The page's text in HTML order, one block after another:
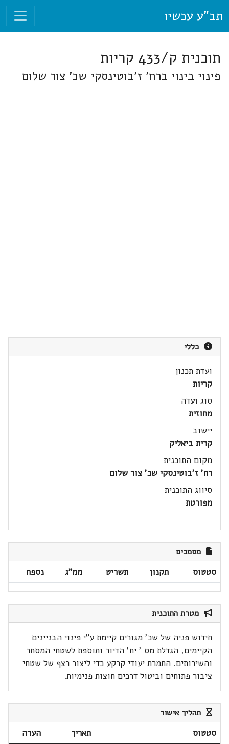
תב"ע עכשיו
תוכנית ק/433 קריות
פינוי בינוי ברח' ז'בוטינסקי שכ' צור שלום
כללי
ועדת תכנון
קריות
סוג ועדה
מחוזית
יישוב
קרית ביאליק
מקום התוכנית
רח' ז'בוטינסקי שכ' צור שלום
סיווג התוכנית
מפורטת
מסמכים
סטטוס תקנון תשריט ממ"ג נספח
מטרת התוכנית
חידוש פניה של שכ' מגורים קיימת ע"י פינוי הבניינים
הקיימים, הגדלת מס ' יח' הדיור ותוספת לשטחי המסחר
והשירותים. התמרת יעודי קרקע כדי ליצור רצף של שטחי
ציבור פתוחים וביטול דרכים חוצות פנימיות.
תהליך אישור
סטטוס תאריך
הערה